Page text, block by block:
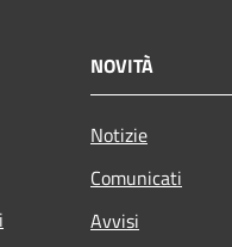
NOVITÀ
Notizie
Comunicati
Avvisi